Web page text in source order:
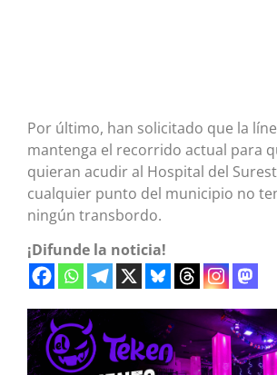
Por último, han solicitado que la
mantenga el recorrido actual para
quieran acudir al Hospital del
cualquier punto del municipio no
ningún transbordo.
¡Difunde la noticia!